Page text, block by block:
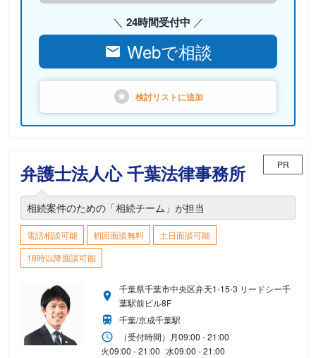
24時間受付中
Webで相談
検討リストに追加
弁護士法人心 千葉法律事務所 PR
相続案件のための「相続チーム」が担当
電話相談可能 初回面談無料
土日面談可能
18時以降面談可能
千葉県千葉市中央区弁天1-15-3 リードシー千
葉駅前ビル8F
千葉/京成千葉駅
（受付時間） 月09:00 - 21:00
火09:00 - 21:00 水09:00 - 21:00